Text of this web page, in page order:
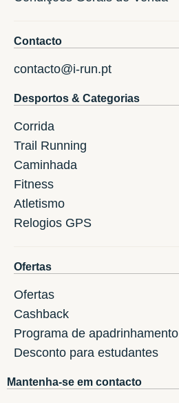
Contacto
contacto@i-run.pt
Desportos & Categorias
Corrida
Trail Running
Caminhada
Fitness
Atletismo
Relogios GPS
Ofertas
Ofertas
Cashback
Programa de apadrinhamento
Desconto para estudantes
Mantenha-se em contacto